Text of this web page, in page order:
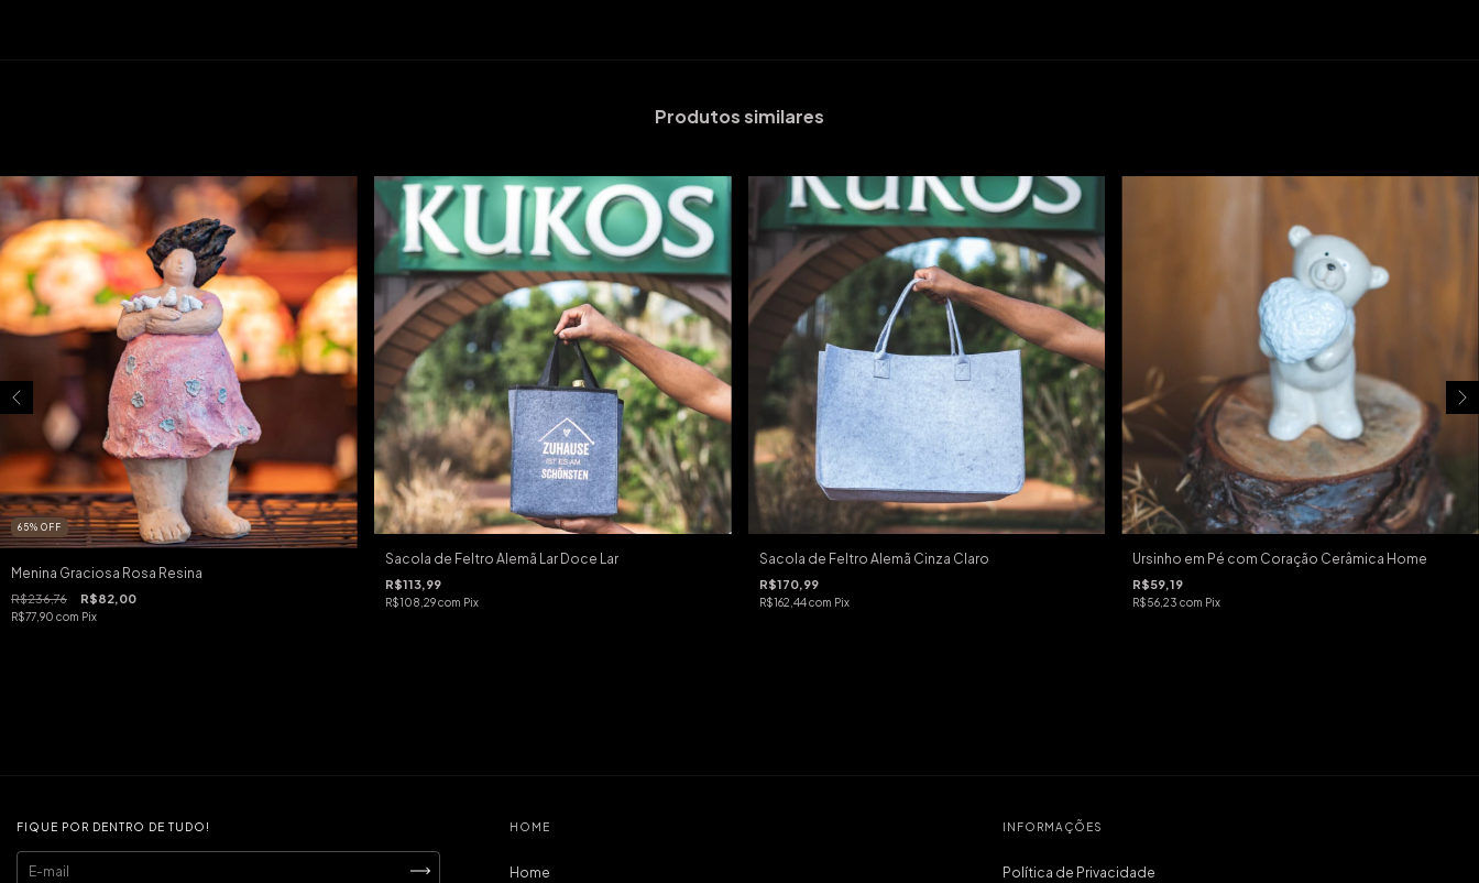
Produtos similares
65% OFF
Menina Graciosa Rosa Resina
R$236,76 R$82,00
R$77,90 com Pix
Sacola de Feltro Alemã Lar Doce Lar
R$113,99
R$108,29com Pix
Sacola de Feltro Alemã Cinza Claro
R$170,99
R$162,44com Pix
Ursinho em Pé com Coração Cerâmica Home
R$59,19
R$56,23com Pix
FIQUE POR DENTRO DE TUDO! HOME
Home
INFORMAÇÕES
Política de Privacidade